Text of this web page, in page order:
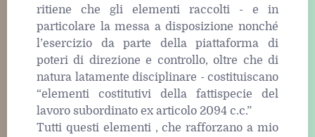
ritiene che gli elementi raccolti - e in
particolare la messa a disposizione nonché
l’esercizio da parte della piattaforma di
poteri di direzione e controllo, oltre che di
natura latamente disciplinare - costituiscano
“elementi costitutivi della fattispecie del
lavoro subordinato ex articolo 2094 c.c.”
Tutti questi elementi , che rafforzano a mio